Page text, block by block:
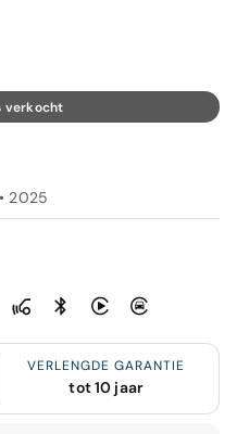
verkocht
2025
VERLENGDE GARANTIE
tot 10 jaar